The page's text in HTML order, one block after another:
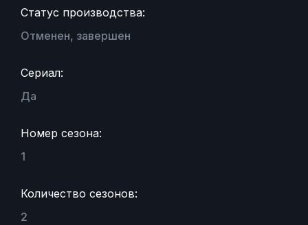
Статус производства:
Отменен, завершен
Сериал:
Да
Номер сезона:
1
Количество сезонов:
2